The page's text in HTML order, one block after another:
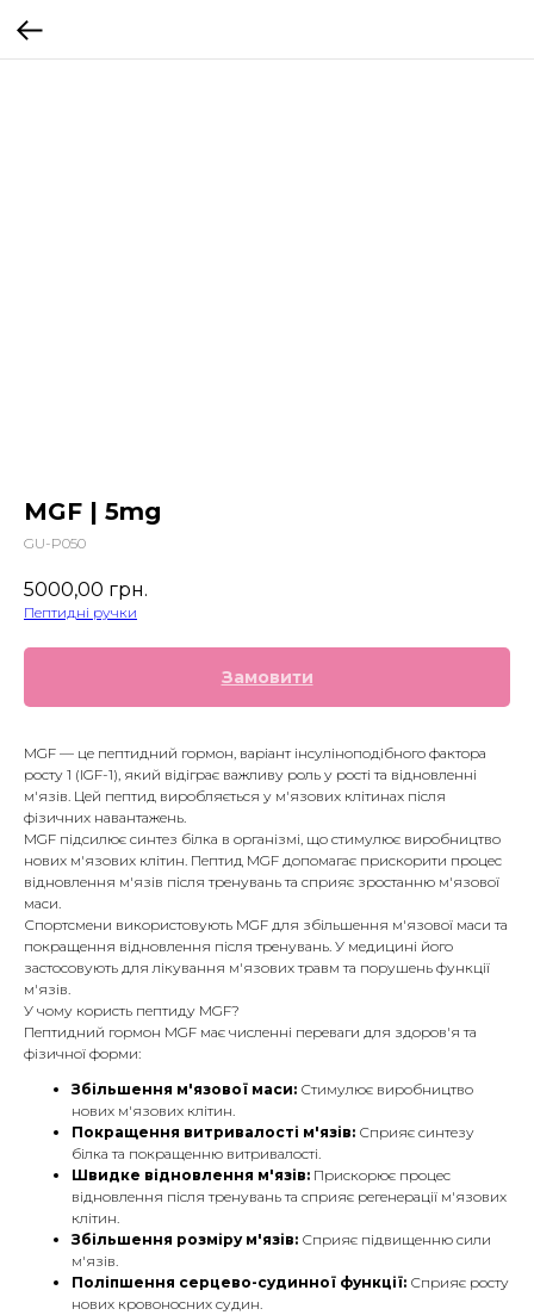
MGF | 5mg
GU-P050
5000,00 грн.
Пептидні ручки
Замовити
MGF — це пептидний гормон, варіант інсуліноподібного фактора
росту 1 (IGF-1), який відіграє важливу роль у рості та відновленні
м'язів. Цей пептид виробляється у м'язових клітинах після
фізичних навантажень.
MGF підсилює синтез білка в організмі, що стимулює виробництво
нових м'язових клітин. Пептид MGF допомагає прискорити процес
відновлення м'язів після тренувань та сприяє зростанню м'язової
маси.
Спортсмени використовують MGF для збільшення м'язової маси та
покращення відновлення після тренувань. У медицині його
застосовують для лікування м'язових травм та порушень функції
м'язів.
У чому користь пептиду MGF?
Пептидний гормон MGF має численні переваги для здоров'я та
фізичної форми:
Збільшення м'язової маси: Стимулює виробництво
нових м'язових клітин.
Покращення витривалості м'язів: Сприяє синтезу
білка та покращенню витривалості.
Швидке відновлення м'язів: Прискорює процес
відновлення після тренувань та сприяє регенерації м'язових
клітин.
Збільшення розміру м'язів: Сприяє підвищенню сили
м'язів.
Поліпшення серцево-судинної функції: Сприяє росту
нових кровоносних судин.